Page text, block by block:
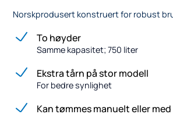
Norskprodusert konstruert for robust
To høyder
Samme kapasitet; 750 liter
Ekstra tårn på stor modell
For bedre synlighet
Kan tømmes manuelt eller